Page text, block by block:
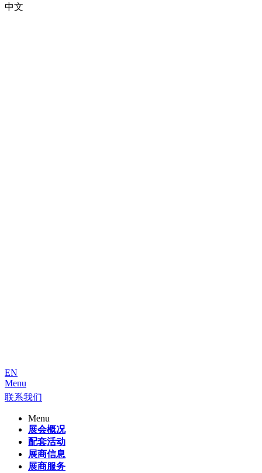
中文
EN
Menu
联系我们
Menu
展会概况
配套活动
展商信息
展商服务